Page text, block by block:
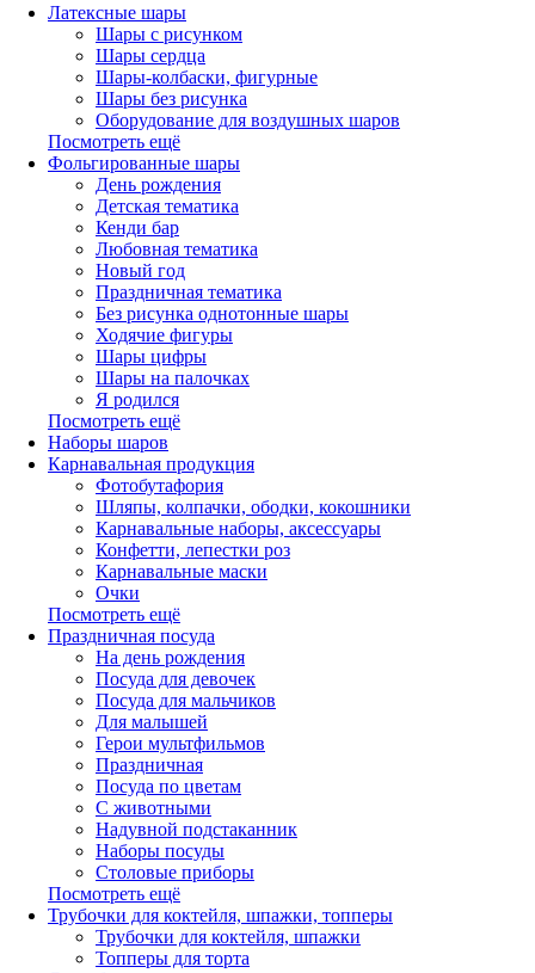
Латексные шары
Шары с рисунком
Шары сердца
Шары-колбаски, фигурные
Шары без рисунка
Оборудование для воздушных шаров
Посмотреть ещё
Фольгированные шары
День рождения
Детская тематика
Кенди бар
Любовная тематика
Новый год
Праздничная тематика
Без рисунка однотонные шары
Ходячие фигуры
Шары цифры
Шары на палочках
Я родился
Посмотреть ещё
Наборы шаров
Карнавальная продукция
Фотобутафория
Шляпы, колпачки, ободки, кокошники
Карнавальные наборы, аксессуары
Конфетти, лепестки роз
Карнавальные маски
Очки
Посмотреть ещё
Праздничная посуда
На день рождения
Посуда для девочек
Посуда для мальчиков
Для малышей
Герои мультфильмов
Праздничная
Посуда по цветам
С животными
Надувной подстаканник
Наборы посуды
Столовые приборы
Посмотреть ещё
Трубочки для коктейля, шпажки, топперы
Трубочки для коктейля, шпажки
Топперы для торта